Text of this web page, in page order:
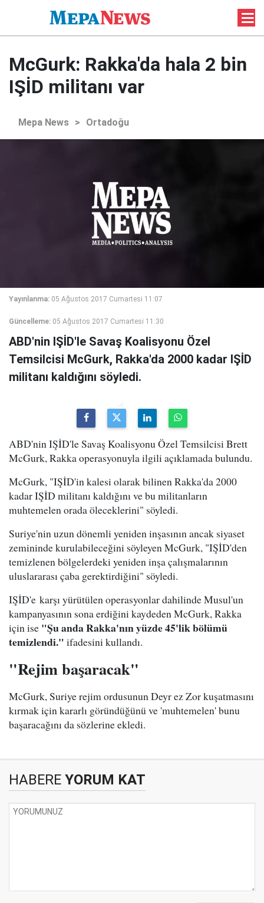
McGurk: Rakka'da hala 2 bin
IŞİD militanı var
Mepa News > Ortadoğu
Yayınlanma: 05 Ağustos 2017 Cumartesi 11:07
Güncelleme: 05 Ağustos 2017 Cumartesi 11:30
ABD'nin IŞİD'le Savaş Koalisyonu Özel
Temsilcisi McGurk, Rakka'da 2000 kadar IŞİD
militanı kaldığını söyledi.
ABD'nin IŞİD'le Savaş Koalisyonu Özel Temsilcisi Brett
McGurk, Rakka operasyonuyla ilgili açıklamada bulundu.
McGurk, "IŞİD'in kalesi olarak bilinen Rakka'da 2000
kadar IŞİD militanı kaldığını ve bu militanların
muhtemelen orada öleceklerini" söyledi.
Suriye'nin uzun dönemli yeniden inşasının ancak siyaset
zemininde kurulabileceğini söyleyen McGurk, "IŞİD'den
temizlenen bölgelerdeki yeniden inşa çalışmalarının
uluslararası çaba gerektirdiğini" söyledi.
IŞİD'e karşı yürütülen operasyonlar dahilinde Musul'un
kampanyasının sona erdiğini kaydeden McGurk, Rakka
için ise "Şu anda Rakka'nın yüzde 45'lik bölümü
temizlendi." ifadesini kullandı.
"Rejim başaracak"
​McGurk, Suriye rejim ordusunun Deyr ez Zor kuşatmasını
kırmak için kararlı göründüğünü ve 'muhtemelen' bunu
başaracağını da sözlerine ekledi.
HABERE YORUM KAT